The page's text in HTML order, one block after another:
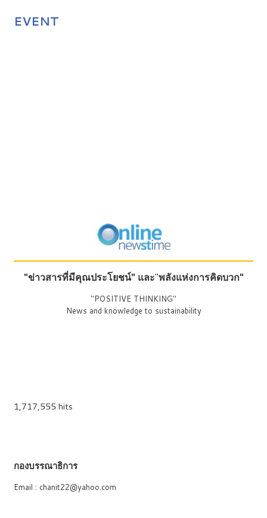
EVENT
"ข่าวสารที่มีคุณประโยชน์" และ"พลังแห่งการคิดบวก"
"POSITIVE THINKING"
News and knowledge to sustainability
1,717,555 hits
กองบรรณาธิการ
Email : chanit22@yahoo.com